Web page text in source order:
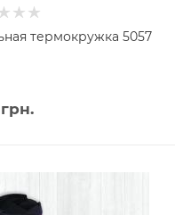
термокружка 5057